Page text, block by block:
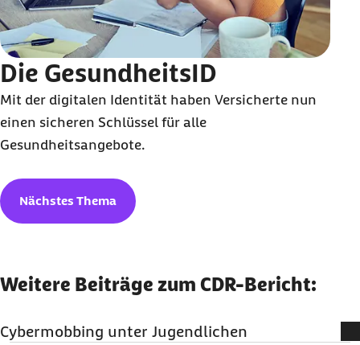
Die GesundheitsID
Mit der digitalen Identität haben Versicherte nun
einen sicheren Schlüssel für alle
Gesundheitsangebote.
Nächstes Thema
Weitere Beiträge zum CDR-Bericht:
Cybermobbing unter Jugendlichen